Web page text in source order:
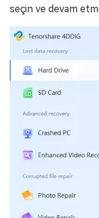
seçin ve devam